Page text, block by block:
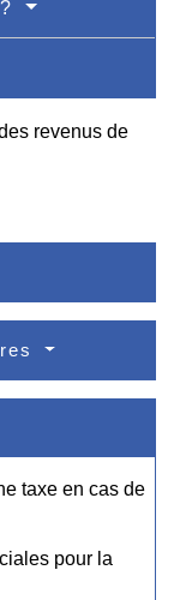
revenus de
taxe en cas de
pour la